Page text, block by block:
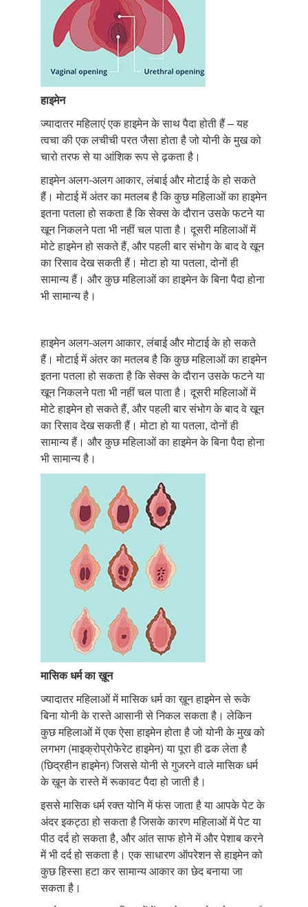
हाइमेन
ज्यादातर महिलाएं एक हाइमेन के साथ पैदा होती हैं – यह
त्वचा की एक लचीची परत जैसा होता है जो योनी के मुख को
चारो तरफ से या आंशिक रूप से ढ़कता है।
हाइमेन अलग-अलग आकार, लंबाई और मोटाई के हो सकते
हैं। मोटाई में अंतर का मतलब है कि कुछ महिलाओं का हाइमेन
इतना पतला हो सकता है कि सेक्स के दौरान उसके फटने या
खून निकलने पता भी नहीं चल पाता है। दूसरी महिलाओं में
मोटे हाइमेन हो सकते हैं, और पहली बार संभोग के बाद वे खून
का रिसाव देख सकती हैं। मोटा हो या पतला, दोनों ही
सामान्य हैं। और कुछ महिलाओं का हाइमेन के बिना पैदा होना
भी सामान्य है।
हाइमेन अलग-अलग आकार, लंबाई और मोटाई के हो सकते
हैं। मोटाई में अंतर का मतलब है कि कुछ महिलाओं का हाइमेन
इतना पतला हो सकता है कि सेक्स के दौरान उसके फटने या
खून निकलने पता भी नहीं चल पाता है। दूसरी महिलाओं में
मोटे हाइमेन हो सकते हैं, और पहली बार संभोग के बाद वे खून
का रिसाव देख सकती हैं। मोटा हो या पतला, दोनों ही
सामान्य हैं। और कुछ महिलाओं का हाइमेन के बिना पैदा होना
भी सामान्य है।
मासिकधर्मकाख़ून
ज्यादातर महिलाओं में मासिक धर्म का ख़ून हाइमेन से रूके
बिना योनी के रास्ते आसानी से निकल सकता है। लेकिन
कुछ महिलाओं में एक ऐसा हाइमेन होता है जो योनी के मुख को
लगभग (माइक्रोप्रोफेरेट हाइमेन) या पूरा ही ढक लेता है
(छिद्रहीन हाइमेन) जिससे योनी से गुजरने वाले मासिक धर्म
के ख़ून के रास्ते में रूकावट पैदा हो जाती है।
इससे मासिक धर्म रक्त योनि में फंस जाता है या आपके पेट के
अंदर इकट्ठा हो सकता है जिसके कारण महिलाओं में पेट या
पीठ दर्द हो सकता है, और आंत साफ होने में और पेशाब करने
में भी दर्द हो सकता है। एक साधारण ऑपरेशन से हाइमेन को
कुछ हिस्सा हटा कर सामान्य आकार का छेद बनाया जा
सकता है।